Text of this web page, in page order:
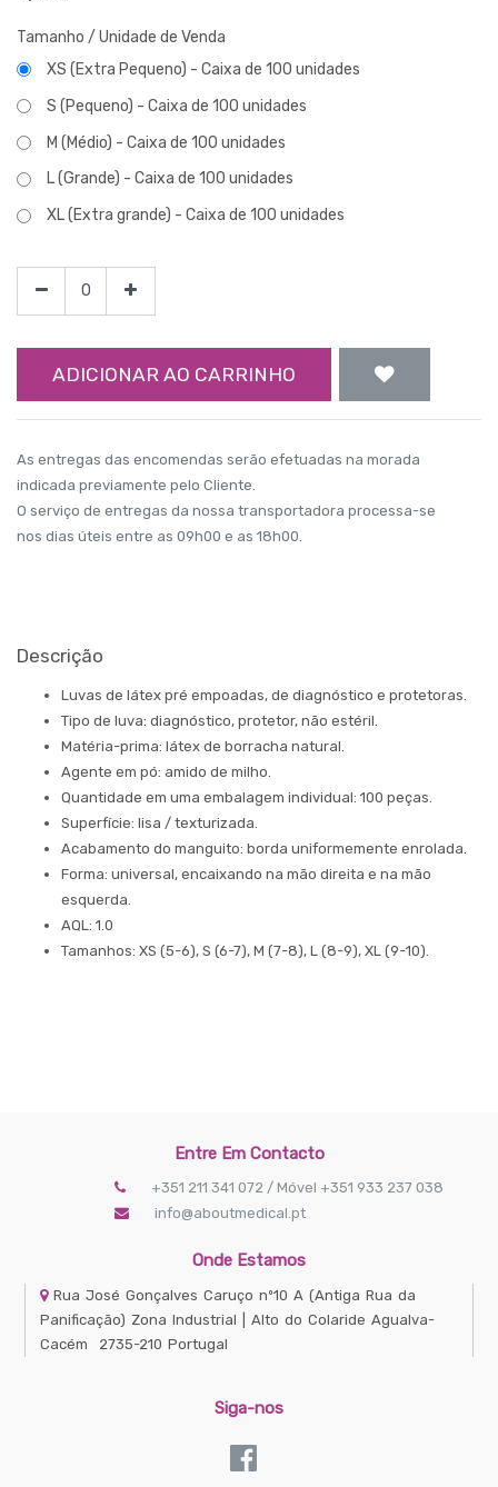
Tamanho / Unidade de Venda
XS (Extra Pequeno) - Caixa de 100 unidades
S (Pequeno) - Caixa de 100 unidades
M (Médio) - Caixa de 100 unidades
L (Grande) - Caixa de 100 unidades
XL (Extra grande) - Caixa de 100 unidades
ADICIONAR AO CARRINHO
As entregas das encomendas serão efetuadas na morada
indicada previamente pelo Cliente.
O serviço de entregas da nossa transportadora processa-se
nos dias úteis entre as 09h00 e as 18h00.
Descrição
Luvas de látex pré empoadas, de diagnóstico e protetoras.
Tipo de luva: diagnóstico, protetor, não estéril.
Matéria-prima: látex de borracha natural.
Agente em pó: amido de milho.
Quantidade em uma embalagem individual: 100 peças.
Superfície: lisa / texturizada.
Acabamento do manguito: borda uniformemente enrolada.
Forma: universal, encaixando na mão direita e na mão
esquerda.
AQL: 1.0
Tamanhos: XS (5-6), S (6-7), M (7-8), L (8-9), XL (9-10).
Entre Em Contacto
+351 211 341 072 / Móvel +351 933 237 038
info@aboutmedical.pt
Onde Estamos
Rua José Gonçalves Caruço nº10 A (Antiga Rua da
Panificação) Zona Industrial | Alto do Colaride Agualva-
Cacém
2735-210 Portugal
Siga-nos